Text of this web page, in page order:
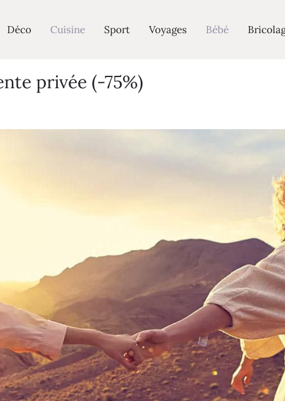
Déco Cuisine Sport Voyages Bébé
privée (-75%)